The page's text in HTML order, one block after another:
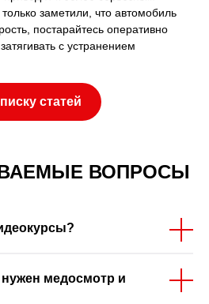
заметили, что автомобиль
постарайтесь оперативно
с устранением
статей
ВОПРОСЫ
медосмотр и